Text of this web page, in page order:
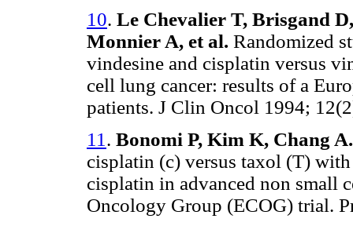
10. Le Chevalier T, Brisgand
Monnier A, et al. Randomized
vindesine and cisplatin versus
cell lung cancer: results of a
patients. J Clin Oncol 1994;
11 . Bonomi P, Kim K, Chang A.
cisplatin (c) versus taxol (T)
cisplatin in advanced non small
Oncology Group (ECOG) trial.